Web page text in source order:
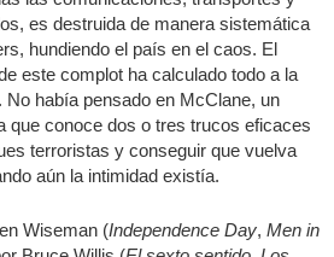
es destruida de manera sistemática
hundiendo el país en el caos. El
este complot ha calculado todo a la
había pensado en McClane, un
que conoce dos o tres trucos eficaces
terroristas y conseguir que vuelva
aún la intimidad existía.
Wiseman (Independence Day, Men in